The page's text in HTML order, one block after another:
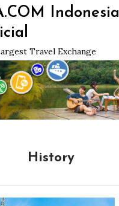
Indonesia
Travel Exchange
History